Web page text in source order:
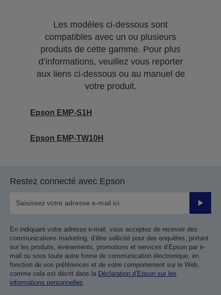
Les modèles ci-dessous sont
compatibles avec un ou plusieurs
produits de cette gamme. Pour plus
d’informations, veuillez vous reporter
aux liens ci-dessous ou au manuel de
votre produit.
Epson EMP-S1H
Epson EMP-TW10H
Restez connecté avec Epson
Valider
En indiquant votre adresse e-mail, vous acceptez de recevoir des
communications marketing, d’être sollicité pour des enquêtes, portant
sur les produits, événements, promotions et services d’Epson par e-
mail ou sous toute autre forme de communication électronique, en
fonction de vos préférences et de votre comportement sur le Web,
comme cela est décrit dans la Déclaration d’Epson sur les
informations personnelles.